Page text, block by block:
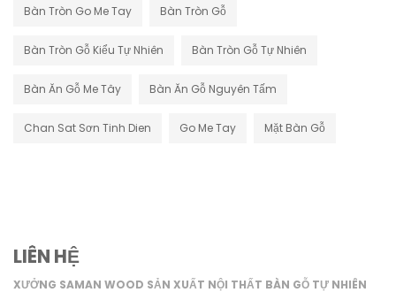
Bàn Tròn Go Me Tay Bàn Tròn Gỗ
Bàn Tròn Gỗ Kiểu Tự Nhiên Bàn Tròn Gỗ Tự Nhiên
Bàn Ăn Gỗ Me Tây Bàn Ăn Gỗ Nguyên Tấm
Chan Sat Sơn Tinh Dien Go Me Tay Mặt Bàn Gỗ
LIÊN HỆ
XƯỞNG SAMAN WOOD SẢN XUẤT NỘI THẤT BÀN GỖ TỰ NHIÊN